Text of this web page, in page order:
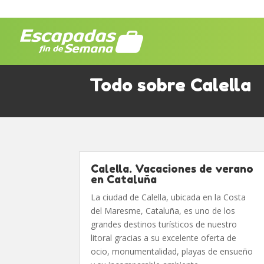
Todo sobre Calella
Calella. Vacaciones de verano
en Cataluña
La ciudad de Calella, ubicada en la Costa
del Maresme, Cataluña, es uno de los
grandes destinos turísticos de nuestro
litoral gracias a su excelente oferta de
ocio, monumentalidad, playas de ensueño